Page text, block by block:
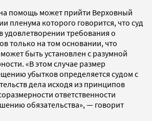
на помощь может прийти Верховный
пленума которого говорится, что суд
удовлетворении требования о
только на том основании, что
быть установлен с разумной
«В этом случае размер
убытков определяется судом с
дела исходя из принципов
ответственности
обязательства», — говорит